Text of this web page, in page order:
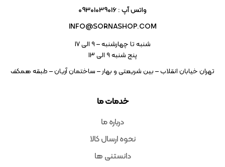
خدمات ما
درباره ما
نحوه ارسال کالا
دانستنی ها
واتس آپ : 09301039016
INFO@SORNASHOP.COM
شنبه تا چهارشنبه – ۹ الی 17
پنج شنبه ۹ الی 13
تهران خیابان انقلاب – بین شریعتی و بهار – ساختمان آریان – طبقه همکف